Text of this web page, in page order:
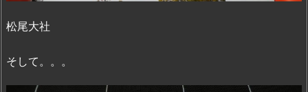
松尾大社
そして。。。